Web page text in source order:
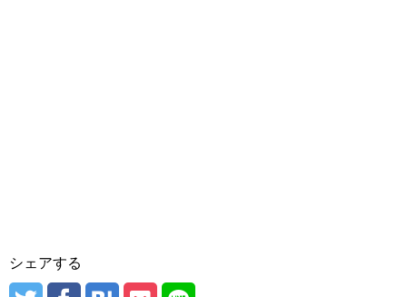
シェアする